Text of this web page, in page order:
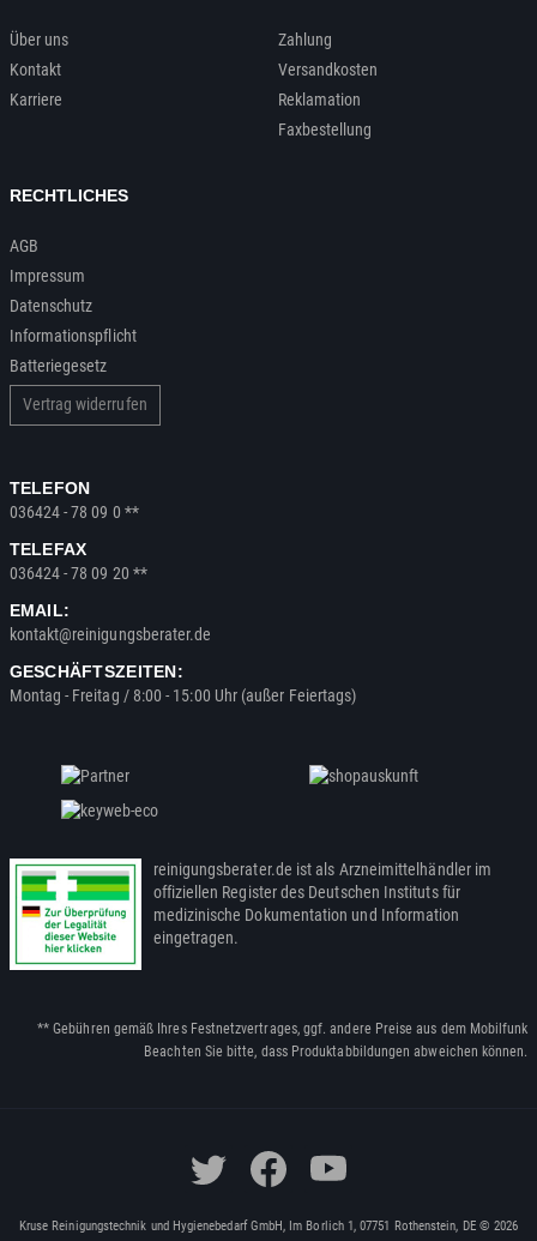
Über uns
Kontakt
Karriere
Zahlung
Versandkosten
Reklamation
Faxbestellung
RECHTLICHES
AGB
Impressum
Datenschutz
Informationspflicht
Batteriegesetz
Vertrag widerrufen
TELEFON
036424 - 78 09 0 **
TELEFAX
036424 - 78 09 20 **
EMAIL:
kontakt@reinigungsberater.de
GESCHÄFTSZEITEN:
Montag - Freitag / 8:00 - 15:00 Uhr (außer Feiertags)
reinigungsberater.de ist als Arzneimittelhändler im
offiziellen Register des Deutschen Instituts für
medizinische Dokumentation und Information
eingetragen.
** Gebühren gemäß Ihres Festnetzvertrages, ggf. andere Preise aus dem Mobilfunk
Beachten Sie bitte, dass Produktabbildungen abweichen können.
Kruse Reinigungstechnik und Hygienebedarf GmbH, Im Borlich 1, 07751 Rothenstein, DE © 2026